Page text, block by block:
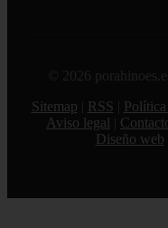
© 2026
Sitemap
RSS
Aviso legal
Diseño web